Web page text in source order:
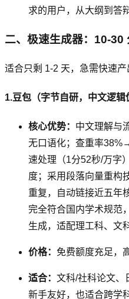
求的用户，从大纲到答
二、极速生成器：10-30
适合只剩 1-2 天，急需快速产
1.豆包（字节自研，中文逻辑
核心优势： 中文理解与
无口语化；查重率
速处理（1分52秒/万字
度；采用段落向量重构
重复，自动链接近五年
完全符合国内学术规范
生成，适配理工科、文
价格： 免费额度充足，
适合： 文科/社科论文、
新手友好，也适合跨学